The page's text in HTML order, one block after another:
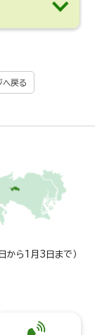
へ戻る
から1月3日まで）